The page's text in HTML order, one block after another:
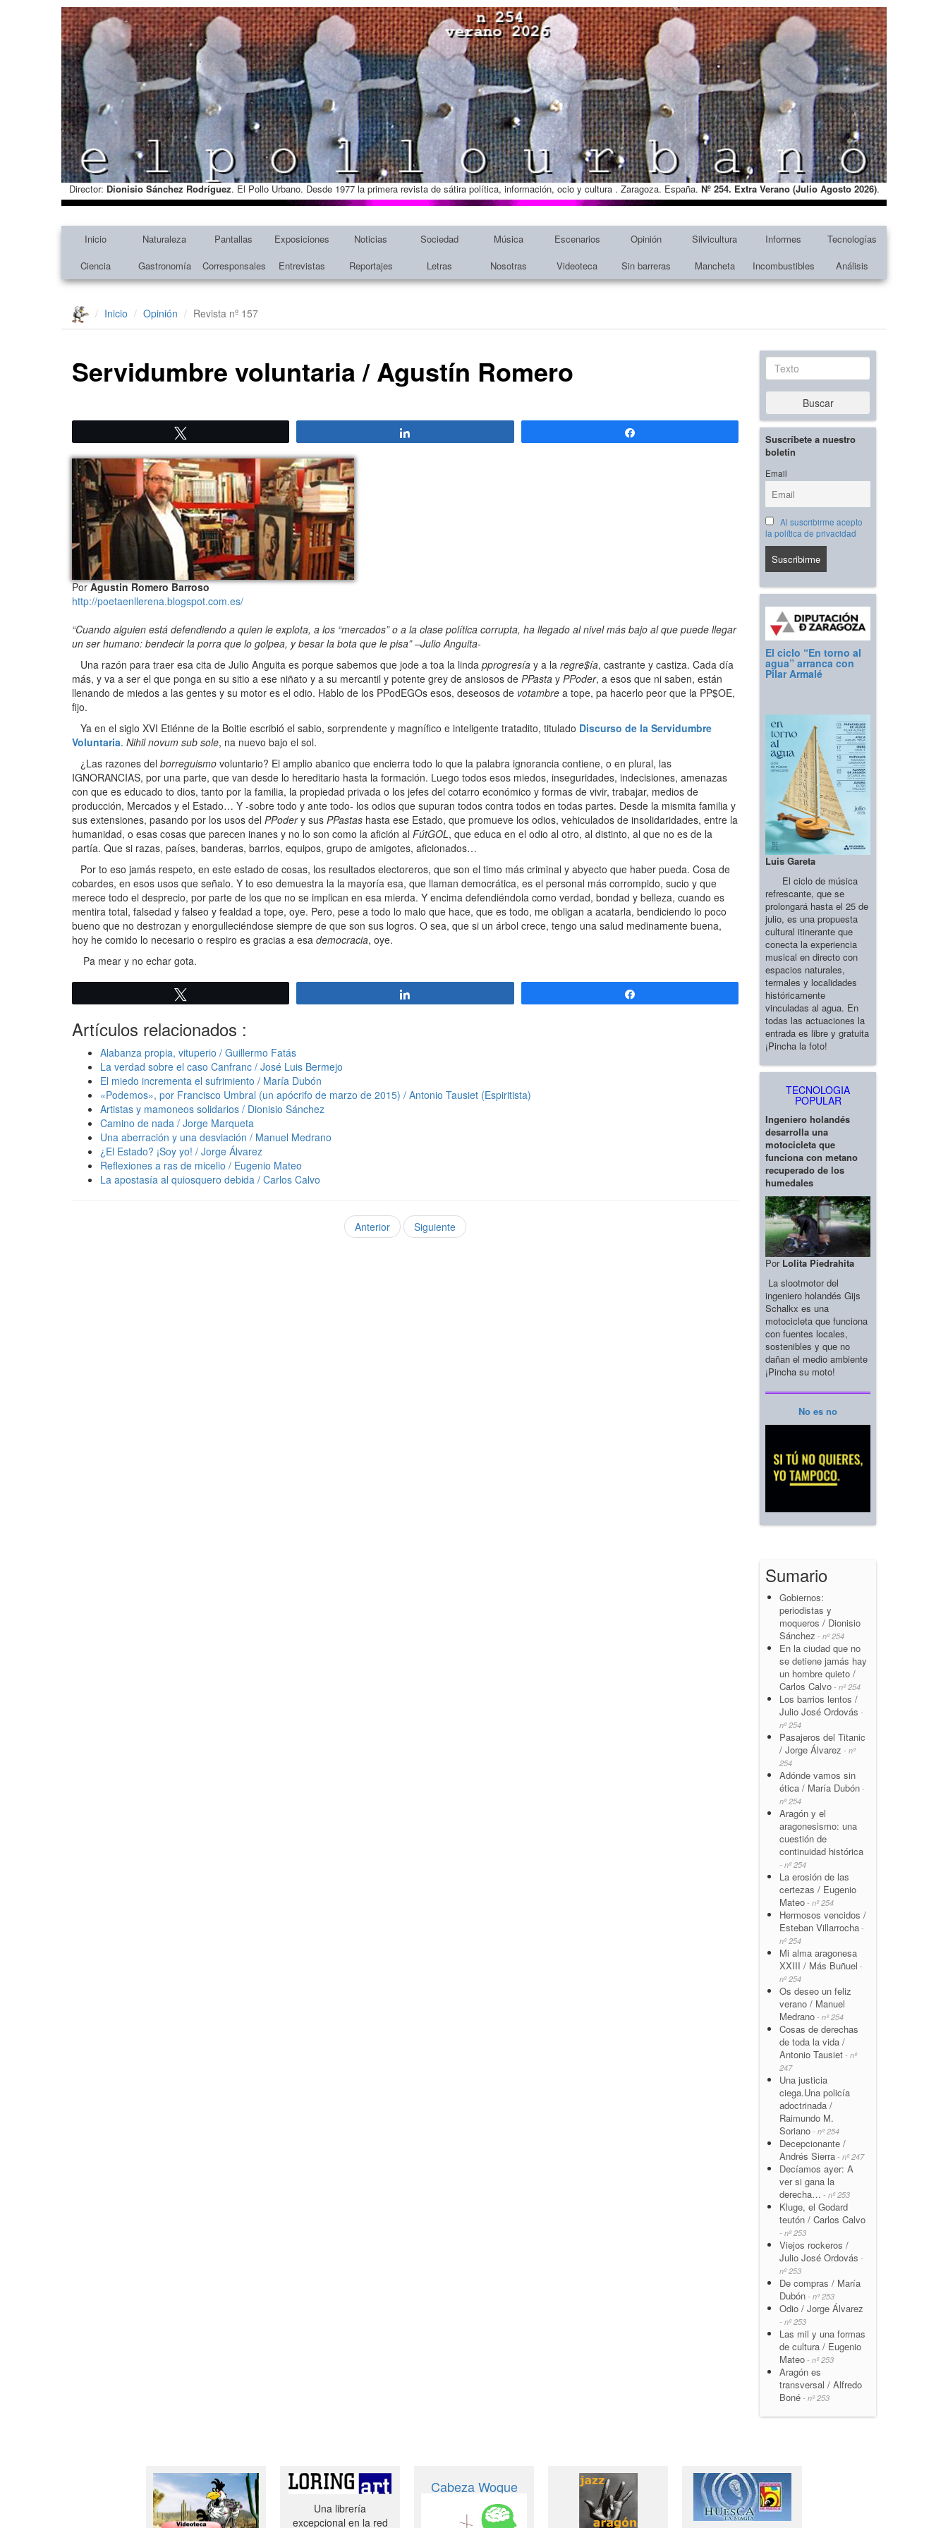
Director: Dionisio Sánchez Rodríguez. El Pollo Urbano. Desde 1977 la primera revista de sátira política, información, ocio y cultura . Zaragoza. España. Nº 254. Extra Verano (Julio Agosto 2026).
Inicio Naturaleza Pantallas Exposiciones Noticias Sociedad Música Escenarios Opinión Silvicultura Informes
Tecnologías
Ciencia
Gastronomía Corresponsales Entrevistas Reportajes Letras Nosotras Videoteca Sin barreras Mancheta Incombustibles Análisis
Inicio Opinión Revista nº 157
Servidumbre voluntaria / Agustín Romero
PorAgustin Romero Barroso
http://poetaenllerena.blogspot.com.es/
“Cuando alguien está defendiendo a quien le explota, a los “mercados” o a la clase política corrupta, ha llegado al nivel más bajo al que puede llegar
un ser humano: bendecir la porra que lo golpea, y besar la bota que le pisa” –Julio Anguita-
Una razón para traer esa cita de Julio Anguita es porque sabemos que jode a toa la linda pprogresía y a la regre$ía, castrante y castiza. Cada día
más, y va a ser el que ponga en su sitio a ese niñato y a su mercantil y potente grey de ansiosos de PPasta y PPoder, a esos que ni saben, están
llenando de miedos a las gentes y su motor es el odio. Hablo de los PPodEGOs esos, deseosos de votambre a tope, pa hacerlo peor que la PP$OE,
fijo.
Ya en el siglo XVI Etiénne de la Boitie escribió el sabio, sorprendente y magnífico e inteligente tratadito, titulado Discurso de la Servidumbre
Voluntaria. Nihil novum sub sole, na nuevo bajo el sol.
¿Las razones del borreguismo voluntario? El amplio abanico que encierra todo lo que la palabra ignorancia contiene, o en plural, las
IGNORANCIAS, por una parte, que van desde lo hereditario hasta la formación. Luego todos esos miedos, inseguridades, indecisiones, amenazas
con que es educado to dios, tanto por la familia, la propiedad privada o los jefes del cotarro económico y formas de vivir, trabajar, medios de
producción, Mercados y el Estado… Y -sobre todo y ante todo- los odios que supuran todos contra todos en todas partes. Desde la mismita familia y
sus extensiones, pasando por los usos del PPodery sus PPastas hasta ese Estado, que promueve los odios, vehiculados de insolidaridades, entre la
humanidad, o esas cosas que parecen inanes y no lo son como la afición al FútGOL, que educa en el odio al otro, al distinto, al que no es de la
partía. Que si razas, países, banderas, barrios, equipos, grupo de amigotes, aficionados…
Por to eso jamás respeto, en este estado de cosas, los resultados electoreros, que son el timo más criminal y abyecto que haber pueda. Cosa de
cobardes, en esos usos que señalo. Y to eso demuestra la la mayoría esa, que llaman democrática, es el personal más corrompido, sucio y que
merece todo el desprecio, por parte de los que no se implican en esa mierda. Y encima defendiéndola como verdad, bondad y belleza, cuando es
mentira total, falsedad y falseo y fealdad a tope, oye. Pero, pese a todo lo malo que hace, que es todo, me obligan a acatarla, bendiciendo lo poco
bueno que no destrozan y enorgulleciéndose siempre de que son sus logros. O sea, que si un árbol crece, tengo una salud medinamente buena,
hoy he comido lo necesario o respiro es gracias a esa democracia, oye.
Pa mear y no echar gota.
Artículos relacionados :
Alabanza propia, vituperio / Guillermo Fatás
La verdad sobre el caso Canfranc / José Luis Bermejo
El miedo incrementa el sufrimiento / María Dubón
«Podemos», por Francisco Umbral (un apócrifo de marzo de 2015) / Antonio Tausiet (Espiritista)
Artistas y mamoneos solidarios / Dionisio Sánchez
Camino de nada / Jorge Marqueta
Una aberración y una desviación / Manuel Medrano
¿El Estado? ¡Soy yo! / Jorge Álvarez
Reflexiones a ras de micelio / Eugenio Mateo
La apostasía al quiosquero debida / Carlos Calvo
Anterior Siguiente
Texto
Buscar
Suscríbete a nuestro
boletín
Email
Al suscribirme acepto
la política de privacidad
El ciclo “En torno al
agua” arranca con
Pilar Armalé
Luis Gareta
El ciclo de música
refrescante, que se
prolongará hasta el 25 de
julio, es una propuesta
cultural itinerante que
conecta la experiencia
musical en directo con
espacios naturales,
termales y localidades
históricamente
vinculadas al agua. En
todas las actuaciones la
entrada es libre y gratuita
¡Pincha la foto!
TECNOLOGIA
POPULAR
Ingeniero holandés
desarrolla una
motocicleta que
funciona con metano
recuperado de los
humedales
Por Lolita Piedrahita
La slootmotor del
ingeniero holandés Gijs
Schalkx es una
motocicleta que funciona
con fuentes locales,
sostenibles y que no
dañan el medio ambiente
¡Pincha su moto!
No es no
Sumario
Gobiernos:
periodistas y
moqueros / Dionisio
Sánchez - nº 254
En la ciudad que no
se detiene jamás hay
un hombre quieto /
Carlos Calvo - nº 254
Los barrios lentos /
Julio José Ordovás -
nº 254
Pasajeros del Titanic
/ Jorge Álvarez - nº
254
Adónde vamos sin
ética / María Dubón -
nº 254
Aragón y el
aragonesismo: una
cuestión de
continuidad histórica
- nº 254
La erosión de las
certezas / Eugenio
Mateo - nº 254
Hermosos vencidos /
Esteban Villarrocha -
nº 254
Mi alma aragonesa
XXIII / Más Buñuel -
nº 254
Os deseo un feliz
verano / Manuel
Medrano - nº 254
Cosas de derechas
de toda la vida /
Antonio Tausiet - nº
247
Una justicia
ciega.Una policía
adoctrinada /
Raimundo M.
Soriano - nº 254
Decepcionante /
Andrés Sierra - nº 247
Decíamos ayer: A
ver si gana la
derecha… - nº 253
Kluge, el Godard
teutón / Carlos Calvo
- nº 253
Viejos rockeros /
Julio José Ordovás -
nº 253
De compras / María
Dubón - nº 253
Odio / Jorge Álvarez
- nº 253
Las mil y una formas
de cultura / Eugenio
Mateo - nº 253
Aragón es
transversal / Alfredo
Boné - nº 253
Una librería
excepcional en la red
Cabeza Woque